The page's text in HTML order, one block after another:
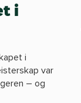
i
i
var
– og